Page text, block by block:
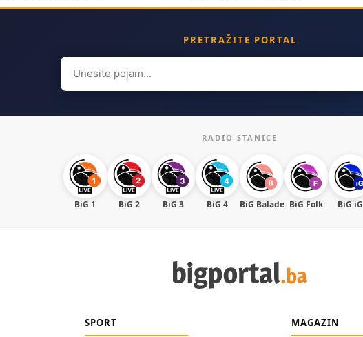
PRETRAŽITE PORTAL
Search
for:
RADIO STANICE
BiG 1 BiG 2 BiG 3 BiG 4 BiG Balade BiG Folk BiG iG
SPORT MAGAZIN